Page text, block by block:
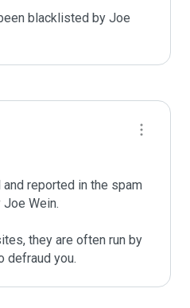
blacklisted by Joe
reported in the spam
Wein.
they are often run by
defraud you.